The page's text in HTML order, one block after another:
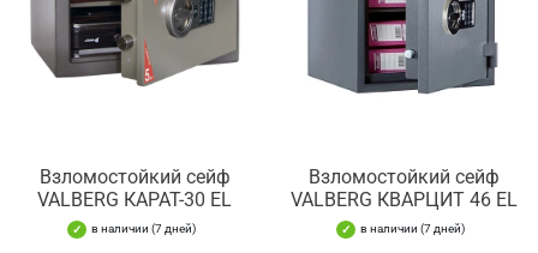
Взломостойкий сейф
VALBERG КАРАТ-30 EL
в наличии (7 дней)
Взломостойкий сейф
VALBERG КВАРЦИТ 46 EL
в наличии (7 дней)